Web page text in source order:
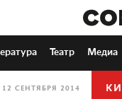
Театр Медиа
12 СЕНТЯБРЯ 2014